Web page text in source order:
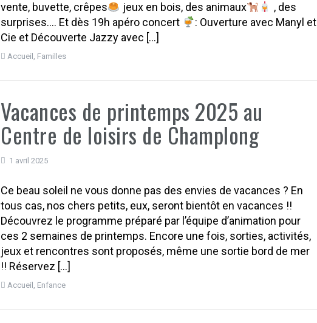
vente, buvette, crêpes
jeux en bois, des animaux
, des
surprises…. Et dès 19h apéro concert
: Ouverture avec Manyl et
Cie et Découverte Jazzy avec […]
Accueil , Familles
Vacances de printemps 2025 au
Centre de loisirs de Champlong
1 avril 2025
Ce beau soleil ne vous donne pas des envies de vacances ? En
tous cas, nos chers petits, eux, seront bientôt en vacances !!
Découvrez le programme préparé par l’équipe d’animation pour
ces 2 semaines de printemps. Encore une fois, sorties, activités,
jeux et rencontres sont proposés, même une sortie bord de mer
!! Réservez […]
Accueil , Enfance